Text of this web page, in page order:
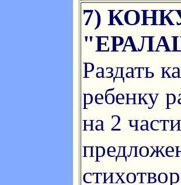
7)
Раздать
ребенку
на 2 части